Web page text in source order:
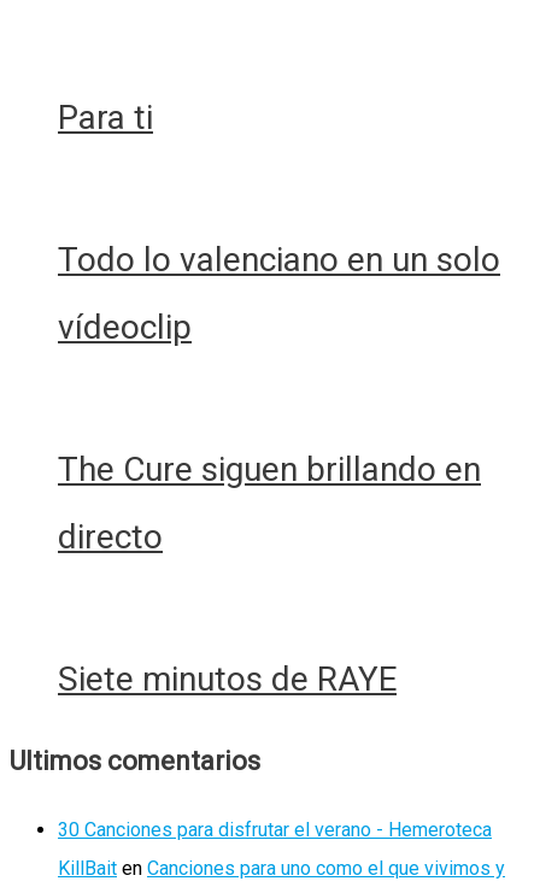
Para ti
Todo lo valenciano en un solo
vídeoclip
The Cure siguen brillando en
directo
Siete minutos de RAYE
Ultimos comentarios
30 Canciones para disfrutar el verano - Hemeroteca
KillBait en Canciones para uno como el que vivimos y